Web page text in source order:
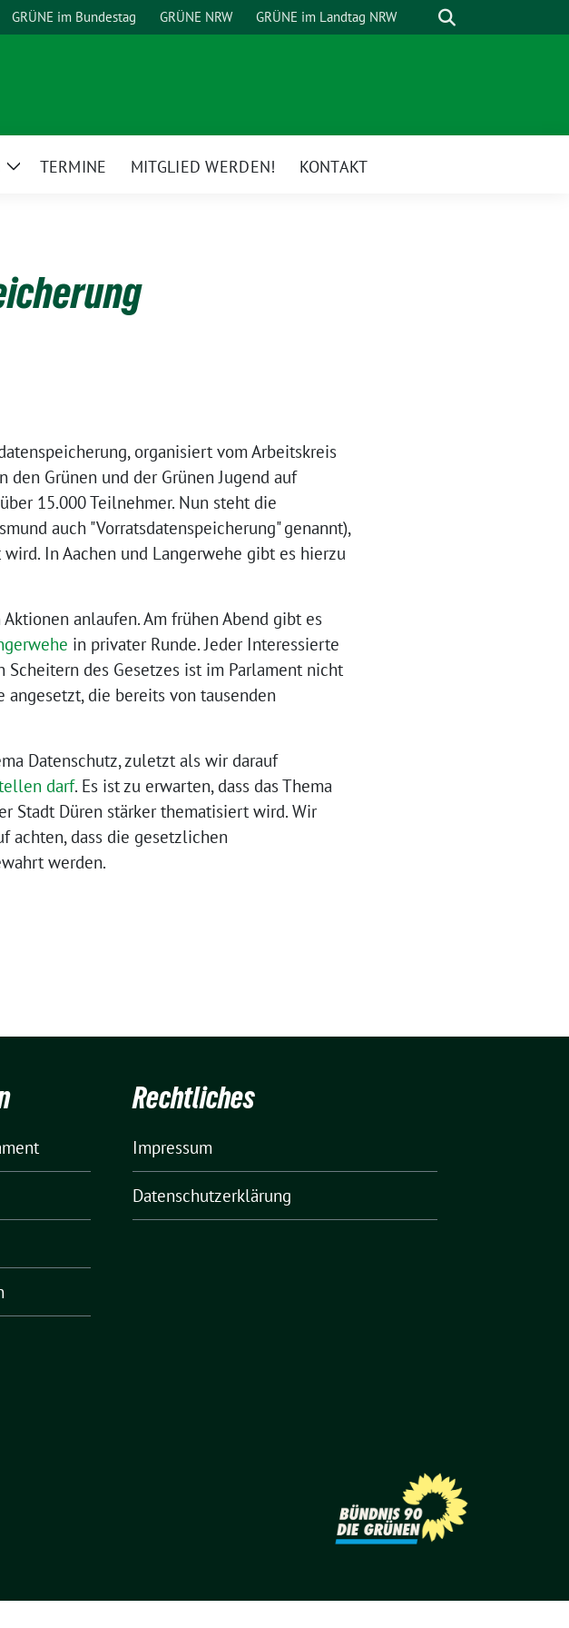
GRÜNE im Bundestag GRÜNE NRW GRÜNE im Landtag NRW Suche
ZeigeTERMINE MITGLIED WERDEN! KONTAKT
organisiert vom Arbeitskreis
den Grünen und der Grünen Jugend auf
15.000 Teilnehmer. Nun steht die
auch "Vorratsdatenspeicherung" genannt),
In Aachen und Langerwehe gibt es hierzu
anlaufen. Am frühen Abend gibt es
in privater Runde. Jeder Interessierte
des Gesetzes ist im Parlament nicht
angesetzt, die bereits von tausenden
Datenschutz, zuletzt als wir darauf
darf. Es ist zu erwarten, dass das Thema
Stadt Düren stärker thematisiert wird. Wir
achten, dass die gesetzlichen
werden.
Rechtliches
Impressum
Datenschutzerklärung